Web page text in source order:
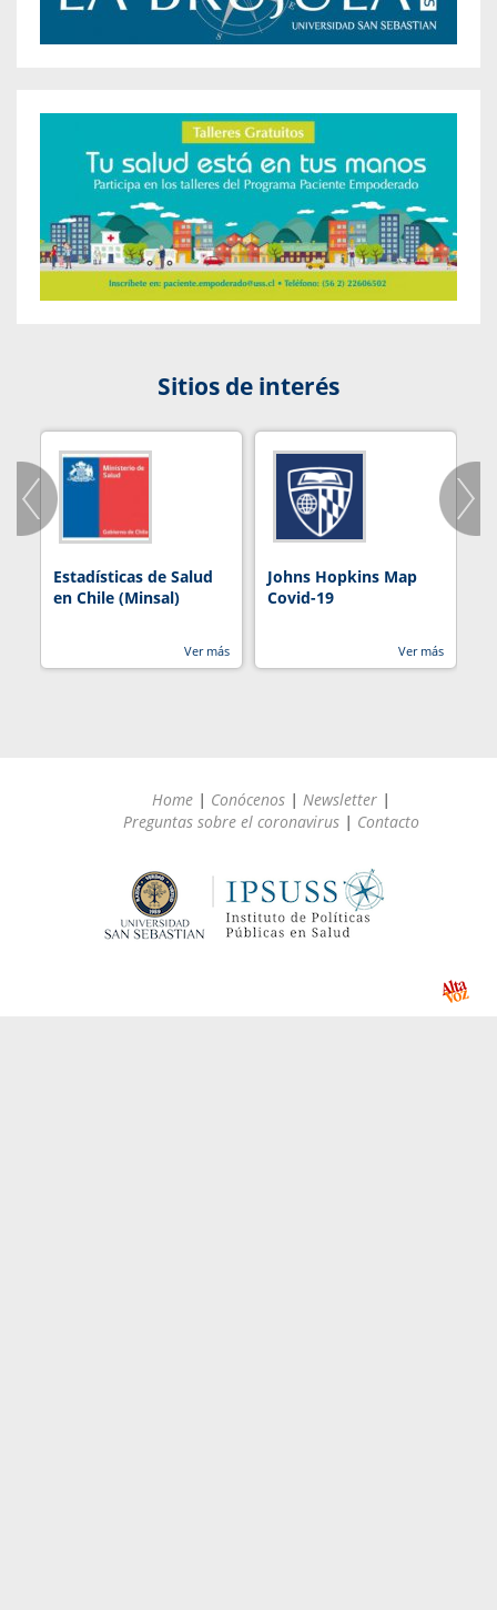
Sitios de interés
Estadísticas de Salud
en Chile (Minsal)
Ver más
Johns Hopkins Map
Covid-19
Ver más
Home | Conócenos | Newsletter |
Preguntas sobre el coronavirus | Contacto